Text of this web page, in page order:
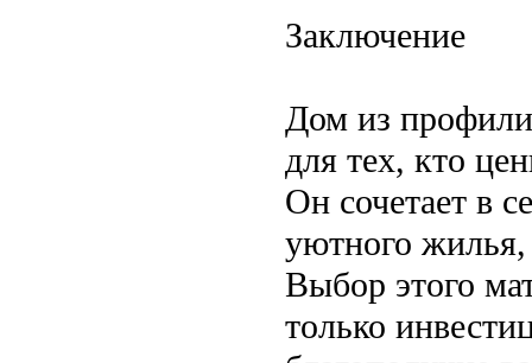
Заключение
Дом из
для тех, кто
Он сочетает в
уютного жилья,
Выбор этого
только